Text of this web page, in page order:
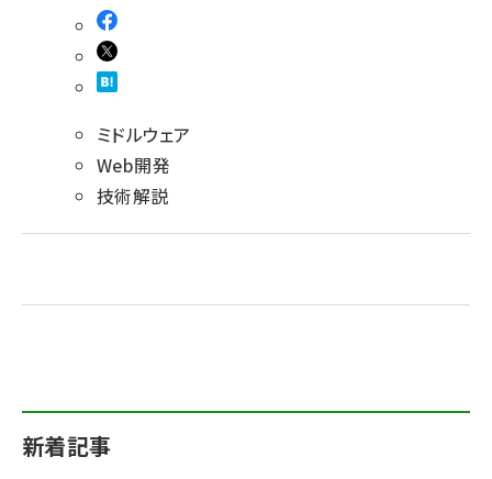
ミドルウェア
Web開発
技術解説
新着記事